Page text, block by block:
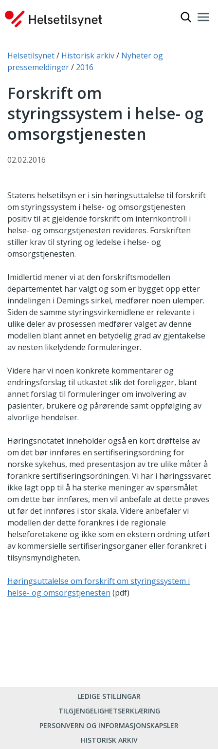
Du er her:
Helsetilsynet Historisk arkiv
Nyheter og
pressemeldinger
2016
Forskrift om
styringssystem i helse- og
omsorgstjenesten
02.02.2016
Statens helsetilsyn er i sin høringsuttalelse til forskrift
om styringssystem i helse- og omsorgstjenesten
positiv til at gjeldende forskrift om internkontroll i
helse- og omsorgstjenesten revideres. Forskriften
stiller krav til styring og ledelse i helse- og
omsorgstjenesten.
Imidlertid mener vi at den forskriftsmodellen
departementet har valgt og som er bygget opp etter
inndelingen i Demings sirkel, medfører noen ulemper.
Siden de samme styringsvirkemidlene er relevante i
ulike deler av prosessen medfører valget av denne
modellen blant annet en betydelig grad av gjentakelse
av nesten likelydende formuleringer.
Videre har vi noen konkrete kommentarer og
endringsforslag til utkastet slik det foreligger, blant
annet forslag til formuleringer om involvering av
pasienter, brukere og pårørende samt oppfølging av
alvorlige hendelser.
Høringsnotatet inneholder også en kort drøftelse av
om det bør innføres en sertifiseringsordning for
norske sykehus, med presentasjon av tre ulike måter å
forankre sertifiseringsordningen. Vi har i høringssvaret
ikke lagt opp til å ha sterke meninger av spørsmålet
om dette bør innføres, men vil anbefale at dette prøves
ut før det innføres i stor skala. Videre anbefaler vi
modellen der dette forankres i de regionale
helseforetakene og ikke som en ekstern ordning utført
av kommersielle sertifiseringsorganer eller forankret i
tilsynsmyndigheten.
Høringsuttalelse om forskrift om styringssystem i
helse- og omsorgstjenesten (pdf)
LEDIGE STILLINGAR
TILGJENGELIGHETSERKLÆRING
PERSONVERN OG INFORMASJONSKAPSLER
HISTORISK ARKIV